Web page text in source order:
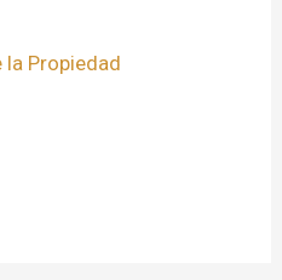
la Propiedad